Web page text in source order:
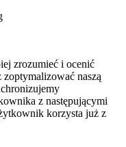
zrozumieć i ocenić
zoptymalizować naszą
z następującymi
korzysta już z